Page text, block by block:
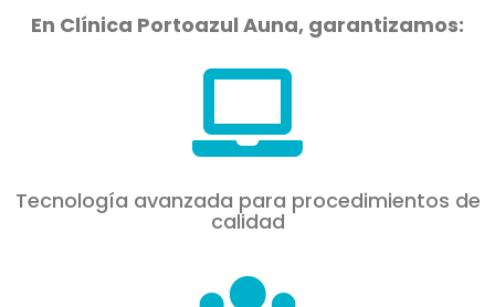
En Clínica Portoazul Auna, garantizamos:
Tecnología avanzada para procedimientos de
calidad